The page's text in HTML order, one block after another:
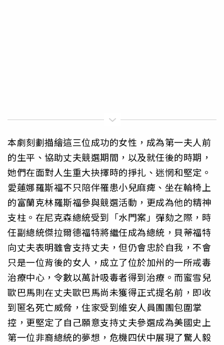
本劇刻劃描繪這三位成功的女性，成為第一夫人前
的生平、協助丈夫競選期間，以及就任後的時期，
她們在面對人生重大抉擇時的掙扎、迷惘和堅定。
愛蓮娜羅斯福不只陪伴罹患小兒麻痺、坐在輪椅上
的富蘭克林羅斯福參與競選活動，更成為他的精神
支柱。在尼克森總統受到「水門案」彈劾之際，時
任副總統傑拉爾德福特將繼任成為總統，貝蒂福特
向丈夫表明雖會支持丈夫，但仍會忠於自我，不會
只是一位背後的女人，成立了位於加州的一所戒毒
治療中心，令數以萬計吸毒者得到治療。而蜜雪兒
歐巴馬則在丈夫歐巴馬尚未獲得正式提名前，即收
到匿名死亡威脅，住家受到維安人員團團包圍掌
控，更堅定了自己願意支持丈夫參選成為美國史上
第一位非裔總統的夢想，危機四伏中展現了驚人毅